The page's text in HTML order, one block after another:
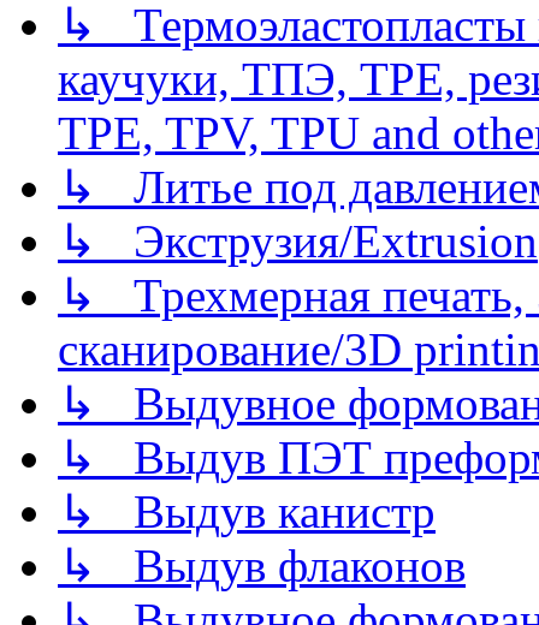
↳
каучуки, ТПЭ, TPE,
TPE, TPV, TPU and
↳ Литье под
↳ Экструзия/Extrusion
↳ Трехмерная
сканирование/3D
↳ Выдувное
↳ Выдув ПЭТ
↳ Выдув канистр
↳ Выдув флаконов